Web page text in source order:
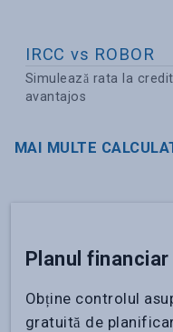
IRCC vs ROBOR
Simulează rata la
avantajos
MAI MULTE
Planul financiar
Obține controlul
gratuită de